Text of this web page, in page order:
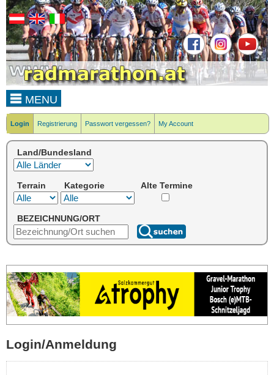
MENU
Login Registrierung Passwort vergessen? My Account
Land/Bundesland
Terrain Kategorie Alte Termine
BEZEICHNUNG/ORT
Login/Anmeldung